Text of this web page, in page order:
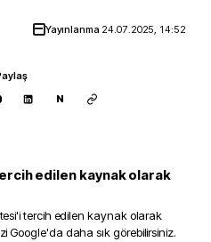
Yayınlanma 24.07.2025, 14:52
N
edilen kaynak olarak
'i tercih edilen kaynak olarak
Google'da daha sık görebilirsiniz.